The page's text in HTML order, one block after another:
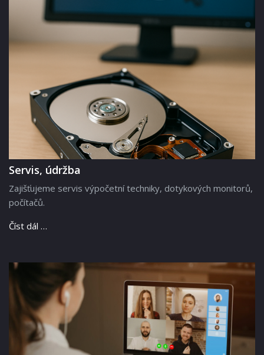
Servis, údržba
Zajišťujeme servis výpočetní techniky, dotykových monitorů,
počítačů.
Číst dál …